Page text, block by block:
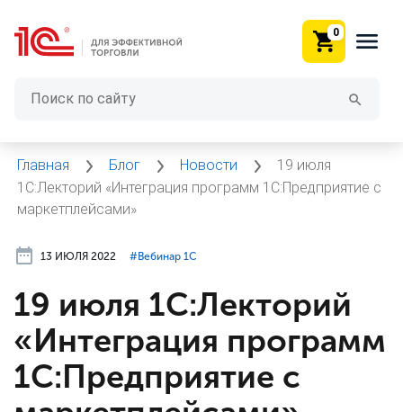
0
Главная Блог Новости
19 июля
1С:Лекторий «Интеграция программ 1С:Предприятие с
маркетплейсами»
13 ИЮЛЯ 2022 #⁣Вебинар 1С
19 июля 1С:Лекторий
«Интеграция программ
1С:Предприятие с